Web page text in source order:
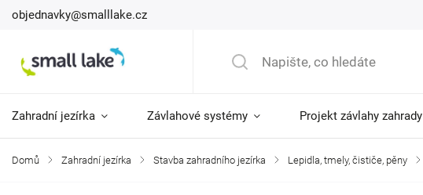
objednavky@smalllake.cz
Zahradní jezírka Závlahové systémy Projekt závlahy zahrady
Domů / Zahradní jezírka / Stavba zahradního jezírka / Lepidla, tmely, čističe, pěny /